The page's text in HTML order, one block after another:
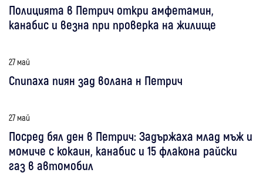
Полицията в Петрич откри амфетамин,
канабис и везна при проверка на жилище
27 май
Спипаха пиян зад волана н Петрич
27 май
Посред бял ден в Петрич: Задържаха млад мъж и
момиче с кокаин, канабис и 15 флакона райски
газ в автомобил